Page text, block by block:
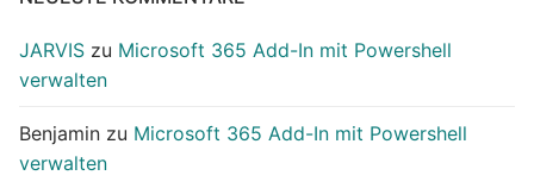
JARVIS zu Microsoft 365 Add-In mit Powershell
verwalten
Benjamin zu Microsoft 365 Add-In mit Powershell
verwalten